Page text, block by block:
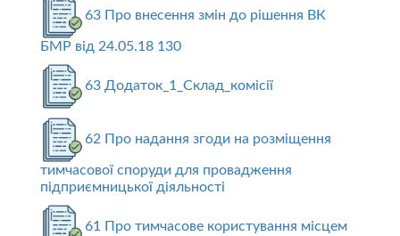
63 Про внесення змін до рішення ВК
БМР від 24.05.18 130
63 Додаток_1_Склад_комісії
62 Про надання згоди на розміщення
тимчасової споруди для провадження
підприємницької діяльності
61 Про тимчасове користування місцем